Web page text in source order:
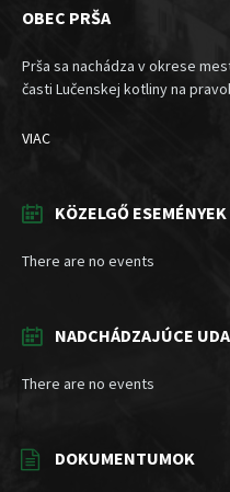
OBEC PRŠA
Prša sa nachádza v okrese
časti Lučenskej kotliny na
VIAC
KÖZELGŐ ESEMÉNYEK
There are no events
NADCHÁDZAJÚCE
There are no events
DOKUMENTUMOK